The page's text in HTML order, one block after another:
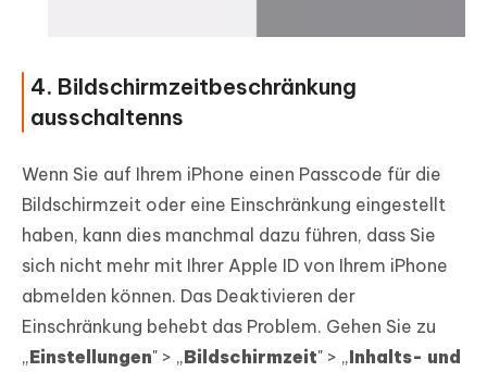
4. Bildschirmzeitbeschränkung
ausschaltenns
Wenn Sie auf Ihrem iPhone einen Passcode für die
Bildschirmzeit oder eine Einschränkung eingestellt
haben, kann dies manchmal dazu führen, dass Sie
sich nicht mehr mit Ihrer Apple ID von Ihrem iPhone
abmelden können. Das Deaktivieren der
Einschränkung behebt das Problem. Gehen Sie zu
„Einstellungen" > „Bildschirmzeit" > „Inhalts- und